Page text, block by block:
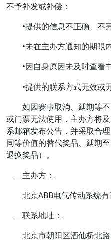
不予补发或补偿：
•提供的信息不正确、不
•未在主办方通知的期限
•因自身原因未及时查看
•提供的联系方式无效或无
如因赛事取消、延期等不
或门票无法使用，主办方将
系邮箱发布公告，并采取合
同等价值的替代奖品、延期
退换奖品）。
主办方：
北京ABB电气传动系统有
联系地址：
北京市朝阳区酒仙桥北路